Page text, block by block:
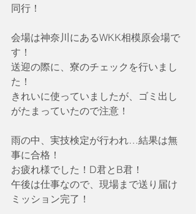
同行！
会場は神奈川にあるWKK相模原会場で
す！
送迎の際に、寮のチェックを行いまし
た！
きれいに使っていましたが、ゴミ出し
がたまっていたので注意！
雨の中、実技検定が行われ…結果は無
事に合格！
お疲れ様でした！D君とB君！
午後は仕事なので、現場まで送り届け
ミッション完了！